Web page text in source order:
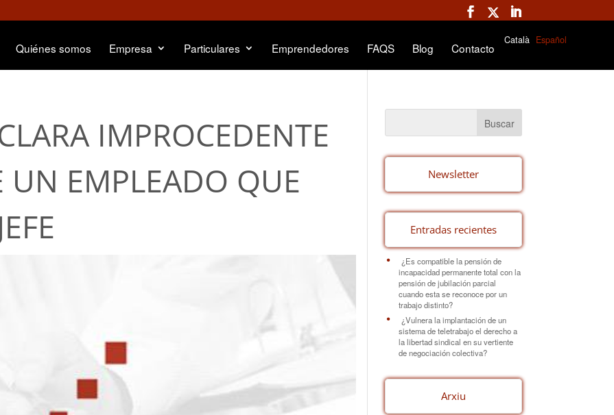
Quiénes somos Empresa Particulares Emprendedores FAQS Blog Contacto
Català Español
IMPROCEDENTE
UN EMPLEADO QUE
Newsletter
Entradas recientes
¿Es compatible la pensión de
incapacidad permanente total con la
pensión de jubilación parcial
cuando esta se reconoce por un
trabajo distinto?
¿Vulnera la implantación de un
sistema de teletrabajo el derecho a
la libertad sindical en su vertiente
de negociación colectiva?
Arxiu